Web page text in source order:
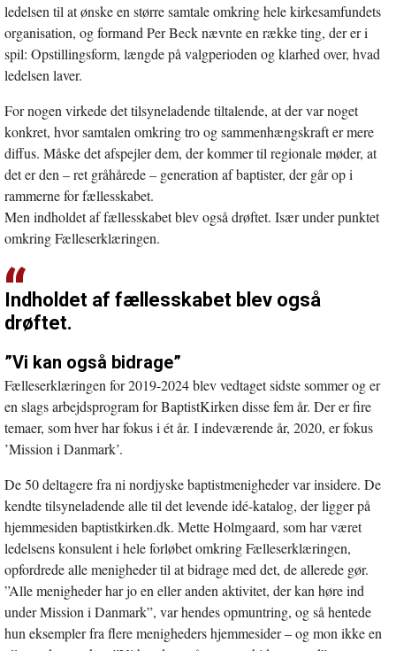
ledelsen til at ønske en større samtale omkring hele kirkesamfundets
organisation, og formand Per Beck nævnte en række ting, der er i
spil: Opstillingsform, længde på valgperioden og klarhed over, hvad
ledelsen laver.
For nogen virkede det tilsyneladende tiltalende, at der var noget
konkret, hvor samtalen omkring tro og sammenhængskraft er mere
diffus. Måske det afspejler dem, der kommer til regionale møder, at
det er den – ret gråhårede – generation af baptister, der går op i
rammerne for fællesskabet.
Men indholdet af fællesskabet blev også drøftet. Især under punktet
omkring Fælleserklæringen.
Indholdet af fællesskabet blev også
drøftet.
”Vi kan også bidrage”
Fælleserklæringen for 2019-2024 blev vedtaget sidste sommer og er
en slags arbejdsprogram for BaptistKirken disse fem år. Der er fire
temaer, som hver har fokus i ét år. I indeværende år, 2020, er fokus
’Mission i Danmark’.
De 50 deltagere fra ni nordjyske baptistmenigheder var insidere. De
kendte tilsyneladende alle til det levende idé-katalog, der ligger på
hjemmesiden baptistkirken.dk. Mette Holmgaard, som har været
ledelsens konsulent i hele forløbet omkring Fælleserklæringen,
opfordrede alle menigheder til at bidrage med det, de allerede gør.
”Alle menigheder har jo en eller anden aktivitet, der kan høre ind
under Mission i Danmark”, var hendes opmuntring, og så hentede
hun eksempler fra flere menigheders hjemmesider – og mon ikke en